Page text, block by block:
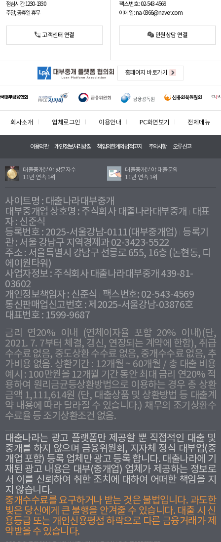
점심시간: 12:30 - 13:30
주말, 공휴일 휴무
고객센터 연결
팩스번호: 02-543-4569
이메일: na-0366@naver.com
민원상담 연결
홈페이지 바로가기
회사소개 업체로그인 이용안내 PC화면보기 전체메뉴
이용약관 개인정보처리방침 책임의한계와법적고지 주의사항 오류신고
대출중개분야 방문자수
11년 연속 1위
대출중개분야 대출문의
11년 연속 1위
사이트명 : 대출나라대부중개
대부중개업 상호명 : 주식회사 대출나라대부중개
대표
자 : 신준식
등록번호 : 2025-서울강남-0111(대부중개업) 등록기
관 : 서울 강남구 지역경제과 02-3423-5522
주소 : 서울특별시 강남구 선릉로 655, 16층 (논현동, 디
에이원타워)
사업자정보 : 주식회사 대출나라대부중개 439-81-
03602
개인정보책임자 : 신준식
팩스번호: 02-543-4569
통신판매업신고번호 : 제2025-서울강남-03876호
대표번호 : 1599-9687
금리 연20% 이내 (연체이자율 포함 20% 이내)(단,
2021. 7. 7부터 체결, 갱신, 연장되는 계약에 한함), 취급
수수료 없음, 중도상환 수수료 없음, 중개수수료 없음, 추
가비용 없음. 상환기간 : 12개월 ~ 60개월 / 총 대출 비용
예시 : 100만원을 12개월 기간 동안 최대 금리 연20% 적
용하여 원리금균등상환방법으로 이용하는 경우 총 상환
금액 1,111,614원 (단, 대출상품 및 상환방법 등 대출계
약 내용에 따라 달라질 수 있습니다.) 채무의 조기상환수
수료율 등 조기상환조건 없음.
대출나라는 광고 플랫폼만 제공할 뿐 직접적인 대출 및
중개를 하지 않으며 금융위원회, 지자체 정식 대부업(중
개업 포함) 등록 업체만 광고 등록 합니다. 대출나라에 기
재된 광고 내용은 대부(중개업) 업체가 제공하는 정보로
서 이를 신뢰하여 취한 조치에 대하여 어떠한 책임을 지
지 않습니다.
중개수수료를 요구하거나 받는 것은 불법입니다. 과도한
빛은 당신에게 큰 불행을 안겨줄 수 있습니다. 대출 시 신
용등급 또는 개인신용평점 하락으로 다른 금융거래가 제
약받을 수 있습니다.